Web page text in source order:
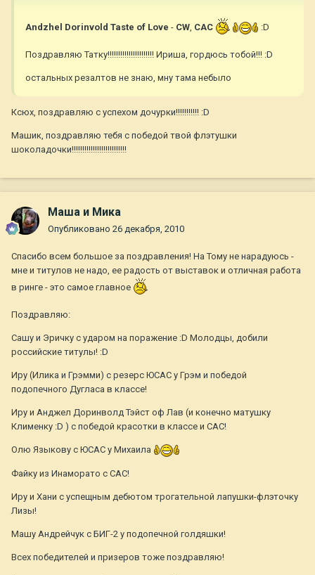
Andzhel Dorinvold Taste of Love - CW, CAC :D
Поздравляю Татку!!!!!!!!!!!!!!!!!!!!!! Ириша, гордюсь тобой!!! :D
остальных резалтов не знаю, мну тама небыло
Ксюх, поздравляю с успехом дочурки!!!!!!!!!!! :D
Машик, поздравляю тебя с победой твой флэтушки
шоколадочки!!!!!!!!!!!!!!!!!!!!!!!!!!
Маша и Мика
Опубликовано 26 декабря, 2010
Спасибо всем большое за поздравления! На Тому не нарадуюсь -
мне и титулов не надо, ее радость от выставок и отличная работа
в ринге - это самое главное
Поздравляю:
Сашу и Эричку с ударом на поражение :D Молодцы, добили
российские титулы! :D
Иру (Илика и Грэмми) с резерс ЮСАС у Грэм и победой
подопечного Дугласа в классе!
Иру и Анджел Доринволд Тэйст оф Лав (и конечно матушку
Клименку :D ) с победой красотки в классе и САС!
Олю Языкову с ЮСАС у Михаила
Файку из Инаморато с САС!
Иру и Хани с успещным дебютом трогательной лапушки-флэточку
Лизы!
Машу Андрейчук с БИГ-2 у подопечной голдяшки!
Всех победителей и призеров тоже поздравляю!